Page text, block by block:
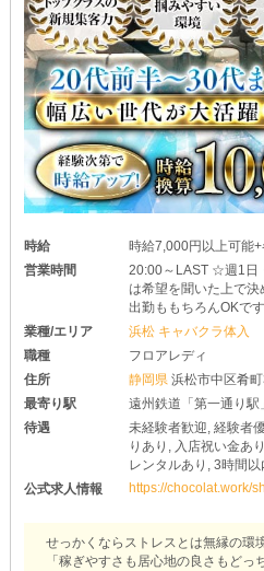
時給
時給7,000円以上可能
営業時間
20:00～LAST ☆週1日
は希望を聞いた上で
出勤ももちろんOKです
業種/エリア
浜松 キャバクラ体入
職種
フロアレディ
住所
静岡県浜松市中区肴
最寄り駅
遠州鉄道「第一通り
待遇
未経験者歓迎, 経験者
りあり, 入店祝い金あ
レンタルあり, 3時間
公式求人情報
https://chocolat.work/
せっかくならストレスとは無縁の環
「稼ぎやすさも居心地の良さもどっ